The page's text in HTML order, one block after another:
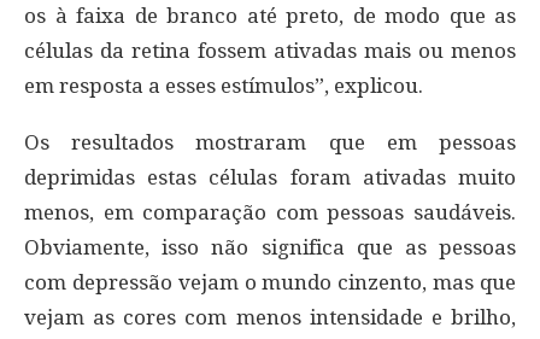
os à faixa de branco até preto, de modo que as
células da retina fossem ativadas mais ou menos
em resposta a esses estímulos”, explicou.
Os resultados mostraram que em pessoas
deprimidas estas células foram ativadas muito
menos, em comparação com pessoas saudáveis.
Obviamente, isso não significa que as pessoas
com depressão vejam o mundo cinzento, mas que
vejam as cores com menos intensidade e brilho,